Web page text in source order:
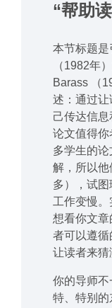
“帮助
本节标题
（1982年
Barass （
述：通过让
己传达信
论文值得你
多学生的
解，所以
多），试
工作变慢
想看你文
者可以遵
让读者来猜
你的导师
特、特别